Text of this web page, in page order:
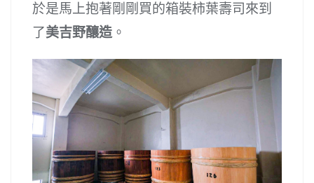
於是馬上抱著剛剛買的箱裝柿葉壽司來到
了美吉野釀造 。